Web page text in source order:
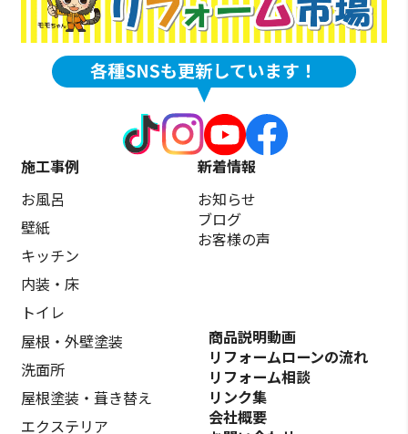
施工事例
お風呂
壁紙
キッチン
内装・床
トイレ
屋根・外壁塗装
洗面所
屋根塗装・葺き替え
エクステリア
新着情報
お知らせ
ブログ
お客様の声
商品説明動画
リフォームローンの流れ
リフォーム相談
リンク集
会社概要